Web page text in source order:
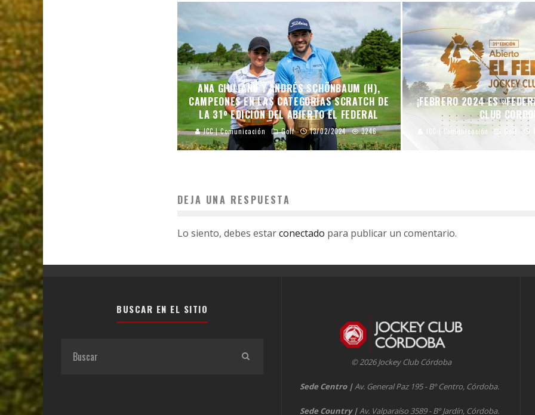
ANA GIULIANO Y ANDRÉS SCHÖNBAUM (H),
CAMPEONES EN LAS CATEGORÍAS SCRATCH DE
LA 31º EDICIÓN DEL ABIERTO EL FEDERAL
JCC | Comunicación Golf 13/02/2024 3246
¡FEBRERO 2024 ES
CLUB
JCC | Comunicación Golf
DEJA UNA RESPUESTA
Lo siento, debes estarconectado para publicar un comentario.
BUSCAR EN EL SITIO
© 2026 Jockey Club Córdoba
Sede Centro |Av. General Paz 195 - Bº Centro, Córdoba.
Sede Country |Av. Valparaíso 3589 - Bº Jardín, Córdoba.